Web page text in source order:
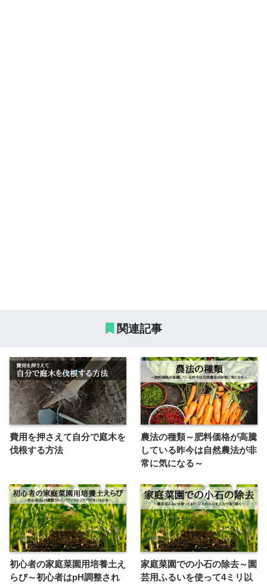
関連記事
費用を押さえて自分で庭木を
伐根する方法
農法の種類～肥料価格が高騰
している昨今は自然農法が非
常に気になる～
初心者の家庭菜園用培養土え
らび～初心者はpH調整され
家庭菜園での小石の除去～園
芸用ふるいを使って4ミリ以